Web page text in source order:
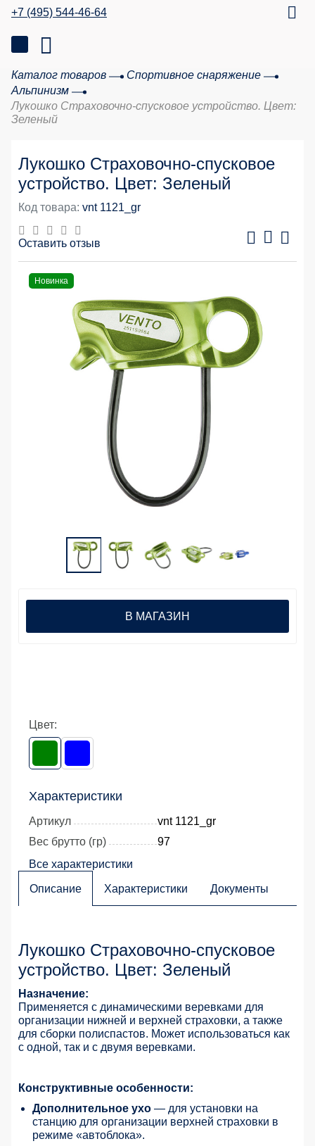
+7 (495) 544-46-64
Каталог товаров
Спортивное снаряжение
Альпинизм
Лукошко Страховочно-спусковое устройство. Цвет:
Зеленый
Лукошко Страховочно-спусковое
устройство. Цвет: Зеленый
Код товара: vnt 1121_gr
Оставить отзыв
Новинка
Цвет:
Характеристики
Артикул
vnt 1121_gr
Вес брутто (гр)
97
Все характеристики
В МАГАЗИН
Описание Характеристики Документы
Лукошко Страховочно-спусковое
устройство. Цвет: Зеленый
Назначение:
Применяется с динамическими веревками для
организации нижней и верхней страховки, а также
для сборки полиспастов. Может использоваться как
с одной, так и с двумя веревками.
Конструктивные особенности:
Дополнительное ухо — для установки на
станцию для организации верхней страховки в
режиме «автоблока».